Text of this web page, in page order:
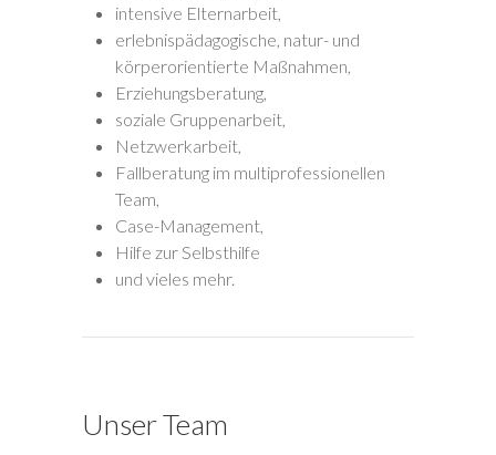
intensive Elternarbeit,
erlebnispädagogische, natur- und
körperorientierte Maßnahmen,
Erziehungsberatung,
soziale Gruppenarbeit,
Netzwerkarbeit,
Fallberatung im multiprofessionellen
Team,
Case-Management,
Hilfe zur Selbsthilfe
und vieles mehr.
Unser Team